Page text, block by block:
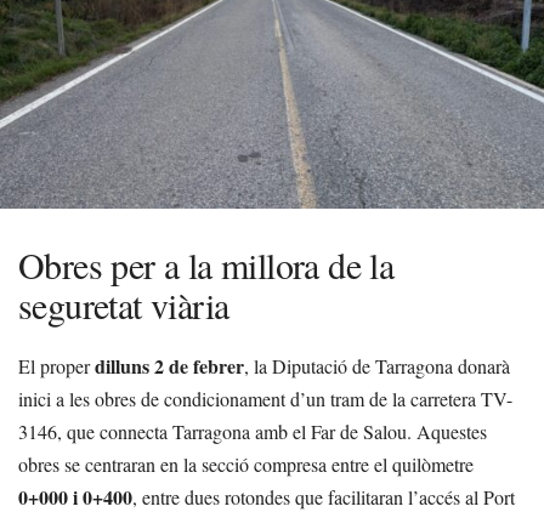
Obres per a la millora de la
seguretat viària
El properdilluns 2 de febrer, la Diputació de Tarragona donarà
inici a les obres de condicionament d’un tram de la carretera TV-
3146, que connecta Tarragona amb el Far de Salou. Aquestes
obres se centraran en la secció compresa entre el quilòmetre
0+000 i 0+400, entre dues rotondes que facilitaran l’accés al Port